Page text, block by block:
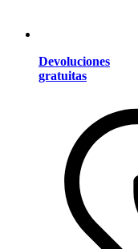
Devoluciones
gratuitas